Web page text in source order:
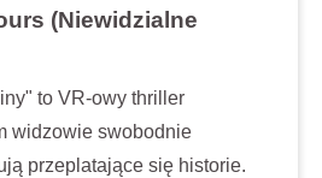
(Niewidzialne
to VR-owy thriller
widzowie swobodnie
przeplatające się historie.